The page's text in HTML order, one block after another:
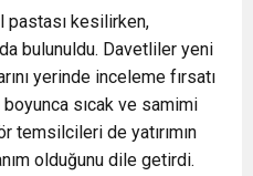
pastası kesilirken,
bulunuldu. Davetliler yeni
yerinde inceleme fırsatı
boyunca sıcak ve samimi
temsilcileri de yatırımın
olduğunu dile getirdi.